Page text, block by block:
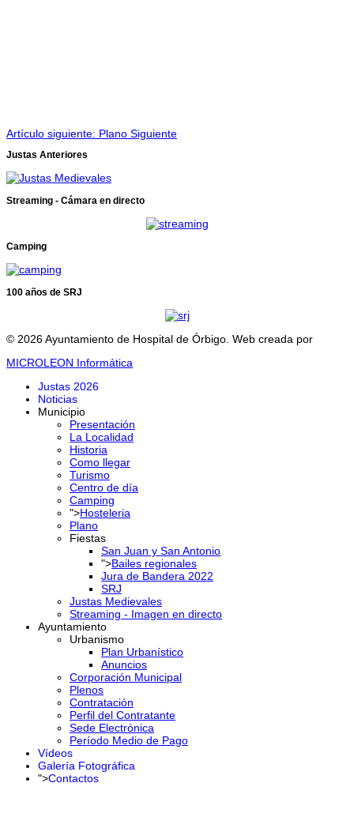
Artículo siguiente: Plano Siguiente
Justas Anteriores
Streaming - Cámara en directo
Camping
100 años de SRJ
© 2026 Ayuntamiento de Hospital de Órbigo. Web creada por
MICROLEON Informática
Justas 2026
Noticias
Municipio
Presentación
La Localidad
Historia
Como llegar
Turismo
Centro de día
Camping
">Hosteleria
Plano
Fiestas
San Juan y San Antonio
">Bailes regionales
Jura de Bandera 2022
SRJ
Justas Medievales
Streaming - Imagen en directo
Ayuntamiento
Urbanismo
Plan Urbanístico
Anuncios
Corporación Municipal
Plenos
Contratación
Perfil del Contratante
Sede Electrónica
Período Medio de Pago
Vídeos
Galería Fotográfica
">Contactos